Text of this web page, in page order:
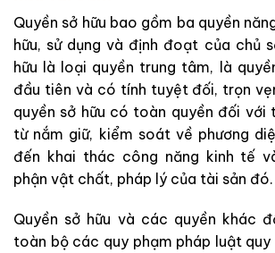
Quyền sở hữu bao gồm ba quyền
hữu, sử dụng và định đoạt của chủ
hữu là loại quyền trung tâm, là
đầu tiên và có tính tuyệt đối, trọn
quyền sở hữu có toàn quyền đối với
từ nắm giữ, kiểm soát về phương
đến khai thác công năng kinh tế
phận vật chất, pháp lý của tài sản đó.
Quyền sở hữu và các quyền khác
toàn bộ các quy phạm pháp luật